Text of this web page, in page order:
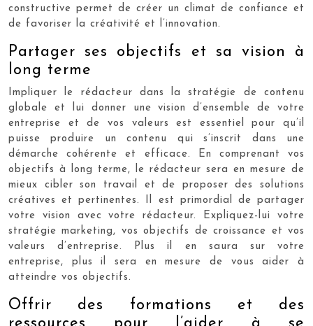
constructive permet de créer un climat de confiance et
de favoriser la créativité et l’innovation.
Partager ses objectifs et sa vision à
long terme
Impliquer le rédacteur dans la stratégie de contenu
globale et lui donner une vision d’ensemble de votre
entreprise et de vos valeurs est essentiel pour qu’il
puisse produire un contenu qui s’inscrit dans une
démarche cohérente et efficace. En comprenant vos
objectifs à long terme, le rédacteur sera en mesure de
mieux cibler son travail et de proposer des solutions
créatives et pertinentes. Il est primordial de partager
votre vision avec votre rédacteur. Expliquez-lui votre
stratégie marketing, vos objectifs de croissance et vos
valeurs d’entreprise. Plus il en saura sur votre
entreprise, plus il sera en mesure de vous aider à
atteindre vos objectifs.
Offrir des formations et des